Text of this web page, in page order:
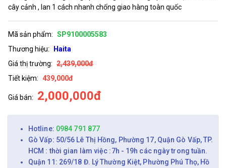
cây cảnh , lan 1 cách nhanh chống giao hàng toàn quốc
Mã sản phẩm: SP9100005583
Thương hiệu:
Haita
Giá thị trường: 2,439,000đ
Tiết kiệm: 439,000đ
Giá bán: 2,000,000đ
Hotline: 0984 791 877
Gò Vấp: 50/56 Lê Thị Hồng, Phường 17, Quận Gò Vấp, TP.
HCM : thời gian làm việc :7h - 19h các ngày trong tuần.
Quận 11: 269/18 Đ. Lý Thường Kiệt, Phường Phú Thọ, Hồ